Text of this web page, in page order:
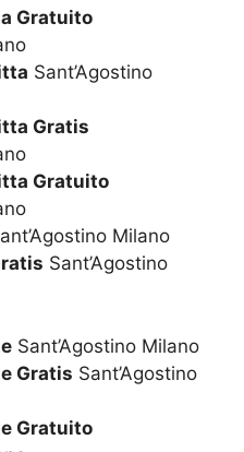
Gratuito
Sant’Agostino
Gratis
Gratuito
Milano
Sant’Agostino
Sant’Agostino Milano
Gratis Sant’Agostino
Gratuito